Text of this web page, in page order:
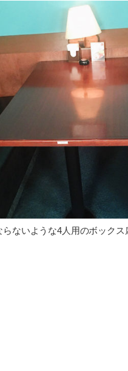
ないような4人用のボックス